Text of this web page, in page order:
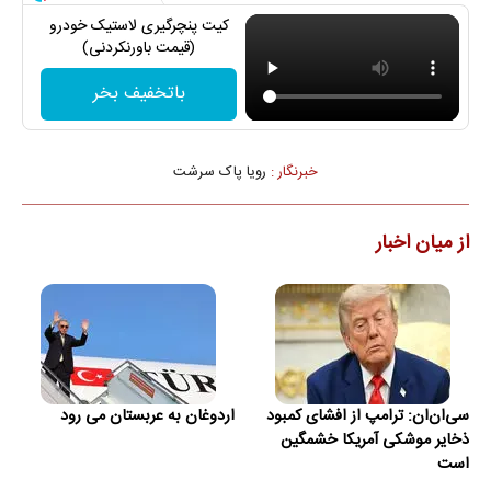
کیت پنچرگیری لاستیک خودرو
(قیمت باورنکردنی)
باتخفیف بخر
خبرنگار : رویا پاک سرشت
از میان اخبار
سی‌ان‌ان: ترامپ از افشای کمبود
ذخایر موشکی آمریکا خشمگین
است
اردوغان به عربستان می رود